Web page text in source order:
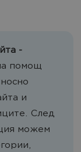
-
помощ
и
След
можем